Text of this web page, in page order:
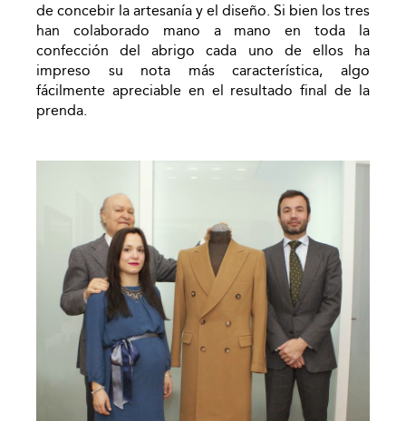
de concebir la artesanía y el diseño. Si bien los tres
han colaborado mano a mano en toda la
confección del abrigo cada uno de ellos ha
impreso su nota más característica, algo
fácilmente apreciable en el resultado final de la
prenda.